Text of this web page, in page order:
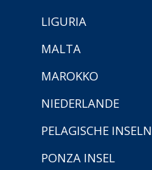
LIGURIA
MALTA
MAROKKO
NIEDERLANDE
PELAGISCHE INSELN
PONZA INSEL